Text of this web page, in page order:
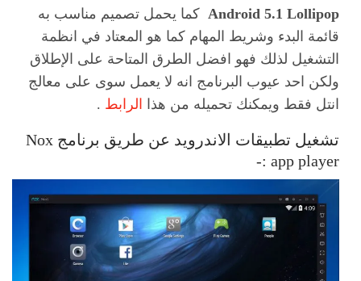
Android 5.1 Lollipop كما يحمل تصميم مناسب به
قائمة البدء وشريط المهام كما هو المعتاد في انظمة
التشغيل لذلك فهو افضل الطرق المتاحة على الإطلاق
ولكن احد عيوب البرنامج انه لا يعمل سوى على معالج
انتل فقط ويمكنك تحميله من هذا الرابط .
تشغيل تطبيقات الاندرويد عن طريق برنامج Nox
app player :-